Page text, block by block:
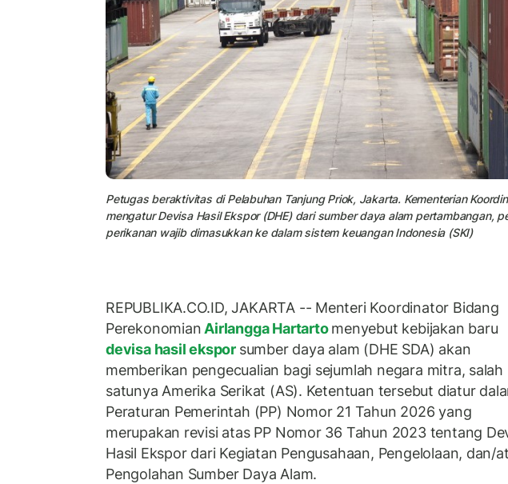
Petugas beraktivitas di Pelabuhan Tanjung Priok, Jakarta. Kementerian
mengatur Devisa Hasil Ekspor (DHE) dari sumber daya alam pertambangan,
perikanan wajib dimasukkan ke dalam sistem keuangan Indonesia (SKI)
REPUBLIKA.CO.ID, JAKARTA -- Menteri Koordinator Bidang
Perekonomian Airlangga Hartartomenyebut kebijakan baru
devisa hasil ekspor sumber daya alam (DHE SDA) akan
memberikan pengecualian bagi sejumlah negara mitra, salah
satunya Amerika Serikat (AS). Ketentuan tersebut diatur
Peraturan Pemerintah (PP) Nomor 21 Tahun 2026 yang
merupakan revisi atas PP Nomor 36 Tahun 2023 tentang
Hasil Ekspor dari Kegiatan Pengusahaan, Pengelolaan, dan/
Pengolahan Sumber Daya Alam.